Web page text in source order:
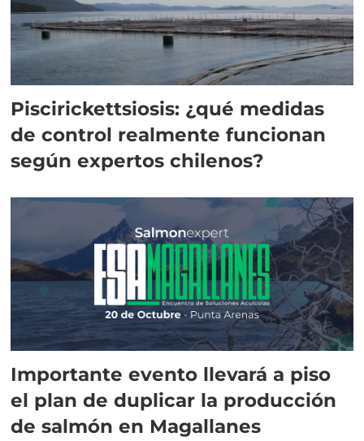
Piscirickettsiosis: ¿qué medidas
de control realmente funcionan
según expertos chilenos?
Importante evento llevará a piso
el plan de duplicar la producción
de salmón en Magallanes